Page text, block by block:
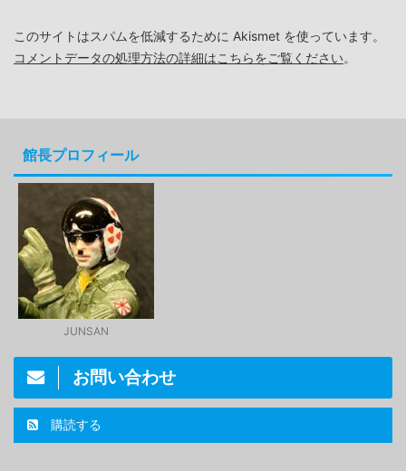
このサイトはスパムを低減するために Akismet を使っています。
コメントデータの処理方法の詳細はこちらをご覧ください。
館長プロフィール
JUNSAN
お問い合わせ
購読する